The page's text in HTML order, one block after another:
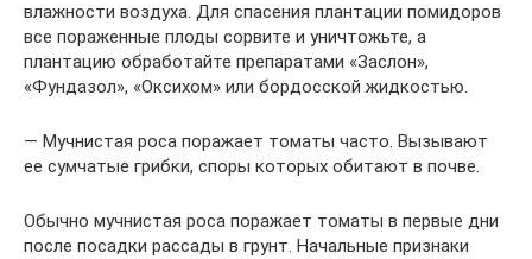
влажности воздуха. Для спасения плантации помидоров
все пораженные плоды сорвите и уничтожьте, а
плантацию обработайте препаратами «Заслон»,
«Фундазол», «Оксихом» или бордосской жидкостью.
— Мучнистая роса поражает томаты часто. Вызывают
ее сумчатые грибки, споры которых обитают в почве.
Обычно мучнистая роса поражает томаты в первые дни
после посадки рассады в грунт. Начальные признаки